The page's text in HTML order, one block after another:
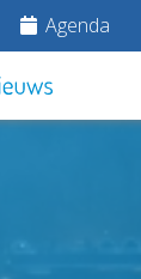
Agenda